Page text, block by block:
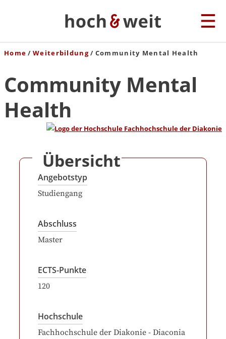
Home Weiterbildung Community Mental Health
Community Mental
Health
Übersicht
Angebotstyp
Studiengang
Abschluss
Master
ECTS-Punkte
120
Hochschule
Fachhochschule der Diakonie - Diaconia